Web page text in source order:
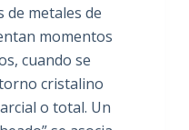
de metales de
momentos
cuando se
cristalino
o total. Un